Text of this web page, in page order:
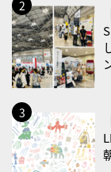
・防犯の日
2026/08/19(水)
・世界人道デー
・食育の日
2026/08/21(金)
・治療アプリの日
・献血の日